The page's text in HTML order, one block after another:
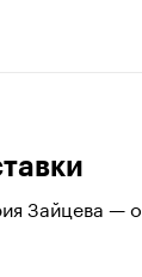
Зайцева — о